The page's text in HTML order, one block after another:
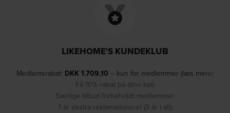
LIKEHOME'S KUNDEKLUB
Medlemsrabat: DKK 1.709,10 – kun for medlemmer (læs mere)
Få 10% rabat på dine køb
Særlige tilbud forbeholdt medlemmer
1 år ekstra reklamationsret (3 år i alt)